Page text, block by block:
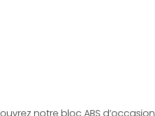
notre bloc ABS